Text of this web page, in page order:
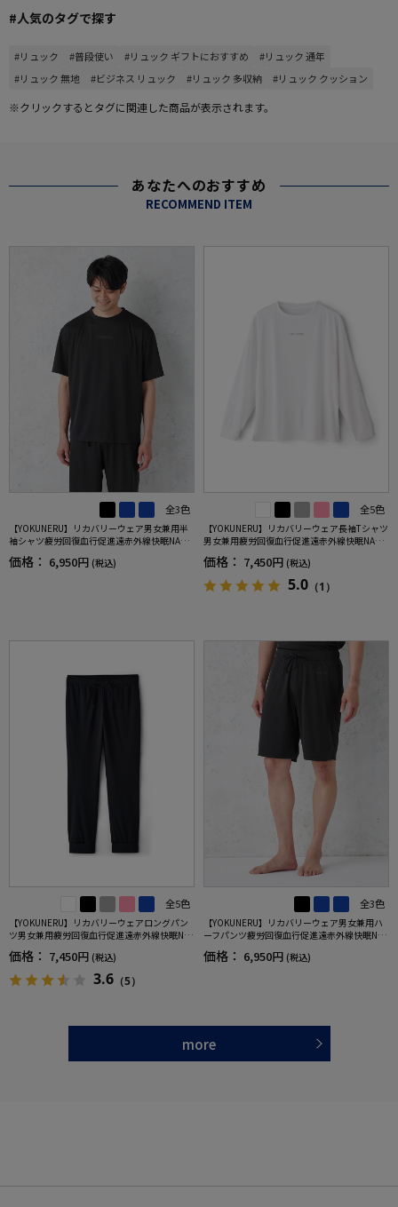
#人気のタグで探す
#リュック #普段使い #リュック ギフトにおすすめ
#リュック 通年
#リュック 無地
#ビジネス リュック #リュック 多収納 #リュック クッション
※クリックするとタグに関連した商品が表示されます。
あなたへのおすすめ
RECOMMEND ITEM
全3色
【YOKUNERU】リカバリーウェア男女兼用半
袖シャツ疲労回復血行促進遠赤外線快眠NANO
MIX(R)【一般医療機器】SS～LLサイズ
価格： 6,950円 (税込)
全5色
【YOKUNERU】リカバリーウェア長袖Tシャツ
男女兼用疲労回復血行促進遠赤外線快眠NANO
MIX(R)【一般医療機器】SS～LLサイズ
価格： 7,450円 (税込)
5.0 （1）
全5色
【YOKUNERU】リカバリーウェアロングパン
ツ男女兼用疲労回復血行促進遠赤外線快眠NA
NOMIX(R)【一般医療機器】SS～LLサイズ
価格： 7,450円 (税込)
3.6 （5）
全3色
【YOKUNERU】リカバリーウェア男女兼用ハ
ーフパンツ疲労回復血行促進遠赤外線快眠NA
NOMIX(R)【一般医療機器】SS～LLサイズ
価格： 6,950円 (税込)
more